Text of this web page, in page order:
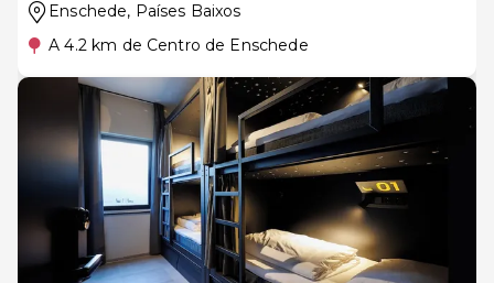
Enschede, Países Baixos
A 4.2 km de Centro de Enschede